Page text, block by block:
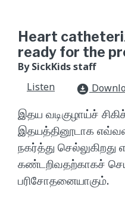
Heart
ready for the
By SickKids staff
Listen
download_for_offline
இதய வடிகுழாய்ச்
இதயத்தினூடாக
நகர்த்து
கண்டறிவதற்காகச்
பரிசோதனையாகும்.